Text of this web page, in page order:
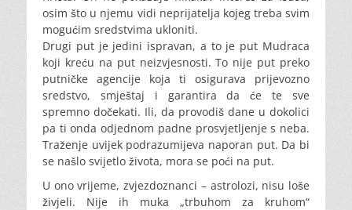
osim što u njemu vidi neprijatelja kojeg treba svim
mogućim sredstvima ukloniti.
Drugi put je jedini ispravan, a to je put Mudraca
koji kreću na put neizvjesnosti. To nije put preko
putničke agencije koja ti osigurava prijevozno
sredstvo, smještaj i garantira da će te sve
spremno dočekati. Ili, da provodiš dane u dokolici
pa ti onda odjednom padne prosvjetljenje s neba.
Traženje uvijek podrazumijeva naporan put. Da bi
se našlo svijetlo života, mora se poći na put.
U ono vrijeme, zvjezdoznanci – astrolozi, nisu loše
živjeli. Nije ih muka „trbuhom za kruhom“